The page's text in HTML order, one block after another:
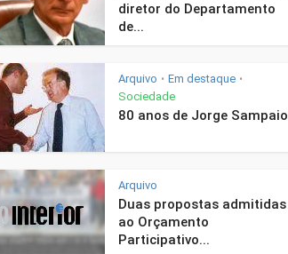
diretor do Departamento
de...
Arquivo • Em destaque •
Sociedade
80 anos de Jorge Sampaio
Arquivo
Duas propostas admitidas
ao Orçamento
Participativo...